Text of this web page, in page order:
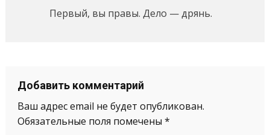
Первый, вы правы. Дело — дрянь.
Добавить комментарий
Ваш адрес email не будет опубликован.
Обязательные поля помечены *